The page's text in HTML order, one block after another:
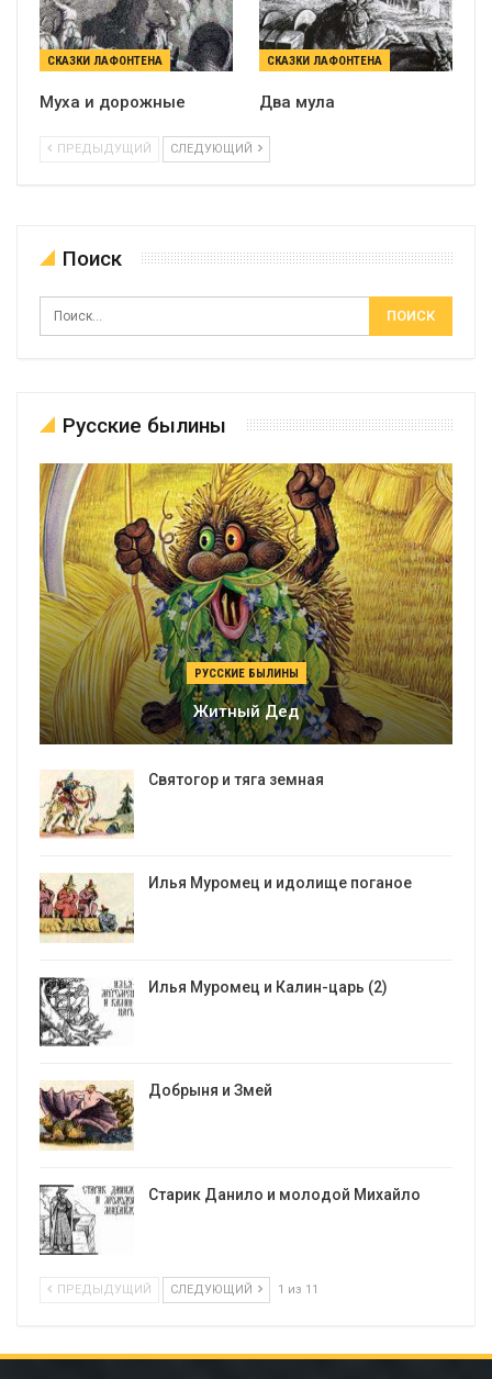
СКАЗКИ ЛАФОНТЕНА
Муха и дорожные
СКАЗКИ ЛАФОНТЕНА
Два мула
ПРЕДЫДУЩИЙ СЛЕДУЮЩИЙ
Поиск
Русские былины
РУССКИЕ БЫЛИНЫ
Житный Дед
Святогор и тяга земная
Илья Муромец и идолище поганое
Илья Муромец и Калин-царь (2)
Добрыня и Змей
Старик Данило и молодой Михайло
ПРЕДЫДУЩИЙ СЛЕДУЮЩИЙ 1 из 11